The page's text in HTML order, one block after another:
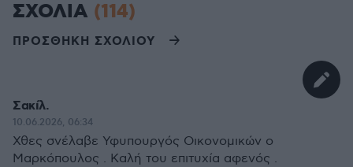
ΣΧΟΛΙΑ (114)
ΠΡΟΣΘΗΚΗ ΣΧΟΛΙΟΥ
Σακίλ.
10.06.2026, 06:34
Χθες σνέλαβε Υφυπουργός Οικονομικών ο
Μαρκόπουλος . Καλή του επιτυχία αφενός .